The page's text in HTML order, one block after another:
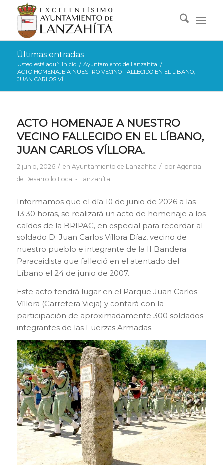
Últimas entradas
Usted está aquí: Inicio / Ayuntamiento de Lanzahíta /
ACTO HOMENAJE A NUESTRO VECINO FALLECIDO EN EL LÍBANO,
JUAN CARLOS VÍL...
ACTO HOMENAJE A NUESTRO
VECINO FALLECIDO EN EL LÍBANO,
JUAN CARLOS VÍLLORA.
2 junio, 2026 / en Ayuntamiento de Lanzahíta / por Agencia
de Desarrollo Local - Lanzahíta
Informamos que el día 10 de junio de 2026 a las
13:30 horas, se realizará un acto de homenaje a los
caídos de la BRIPAC, en especial para recordar al
soldado D. Juan Carlos Víllora Díaz, vecino de
nuestro pueblo e integrante de la II Bandera
Paracaidista que falleció en el atentado del
Líbano el 24 de junio de 2007.
Este acto tendrá lugar en el Parque Juan Carlos
Víllora (Carretera Vieja) y contará con la
participación de aproximadamente 300 soldados
integrantes de las Fuerzas Armadas.